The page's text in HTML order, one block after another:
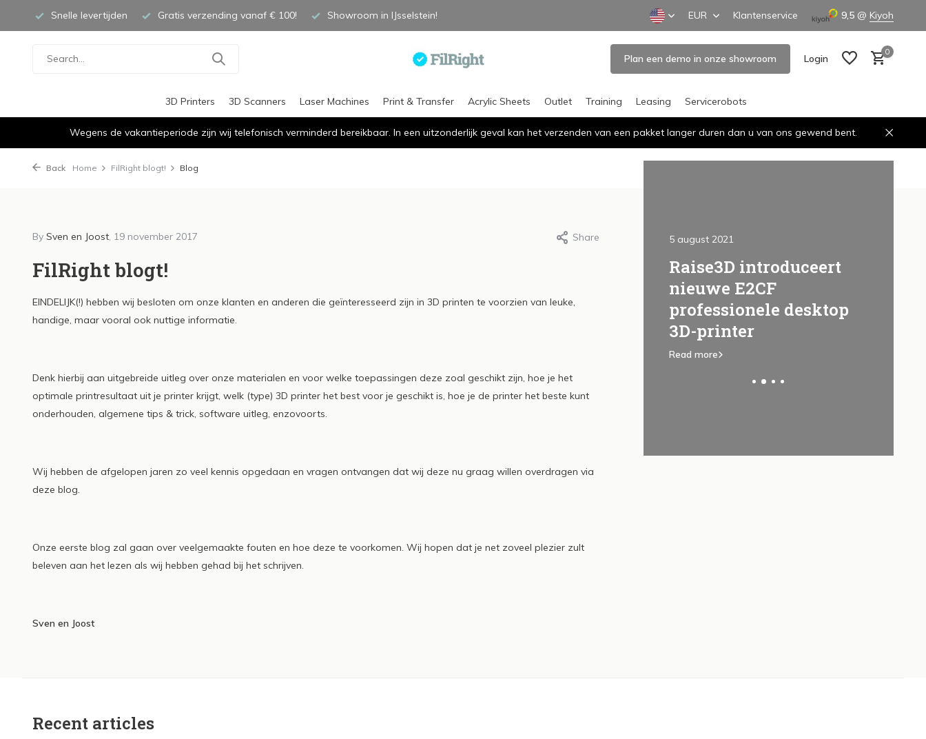
Snelle levertijden Gratis verzending vanaf € 100! Showroom in IJsselstein! EUR Klantenservice 9,5 @ Kiyoh
Plan een demo in onze showroom Login
0
3D Printers 3D Scanners Laser Machines Print & Transfer Acrylic Sheets Outlet Training Leasing Servicerobots
Wegens de vakantieperiode zijn wij telefonisch verminderd bereikbaar. In een uitzonderlijk geval kan het verzenden van een pakket langer duren dan u van ons gewend bent.
Back Home FilRight blogt! Blog
By Sven en Joost, 19 november 2017 Share
FilRight blogt!
EINDELIJK(!) hebben wij besloten om onze klanten en anderen die geïnteresseerd zijn in 3D printen te voorzien van leuke,
handige, maar vooral ook nuttige informatie.
Denk hierbij aan uitgebreide uitleg over onze materialen en voor welke toepassingen deze zoal geschikt zijn, hoe je het
optimale printresultaat uit je printer krijgt, welk (type) 3D printer het best voor je geschikt is, hoe je de printer het beste kunt
onderhouden, algemene tips & trick, software uitleg, enzovoorts.
Wij hebben de afgelopen jaren zo veel kennis opgedaan en vragen ontvangen dat wij deze nu graag willen overdragen via
deze blog.
Onze eerste blog zal gaan over veelgemaakte fouten en hoe deze te voorkomen. Wij hopen dat je net zoveel plezier zult
beleven aan het lezen als wij hebben gehad bij het schrijven.
Sven en Joost
By Joost Hellinga, 13 april 2020
Klant Case; AMC -
Amsterdam UMC -
Raise3D
printer
5 august 2021
Raise3D introduceert
nieuwe E2CF
professionele desktop
3D-printer
Read more
Recent articles